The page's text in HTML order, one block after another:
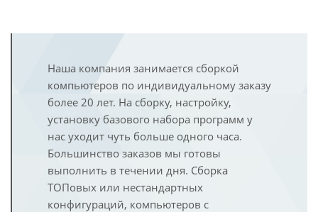
Наша компания занимается сборкой
компьютеров по индивидуальному заказу
более 20 лет. На сборку, настройку,
установку базового набора программ у
нас уходит чуть больше одного часа.
Большинство заказов мы готовы
выполнить в течении дня. Сборка
ТОПовых или нестандартных
конфигураций, компьютеров с